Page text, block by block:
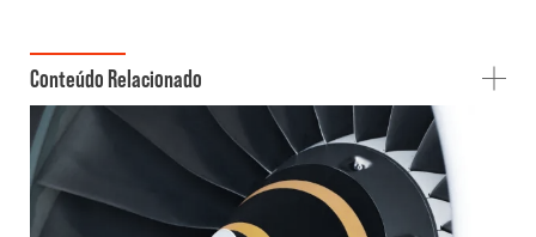
Conteúdo Relacionado